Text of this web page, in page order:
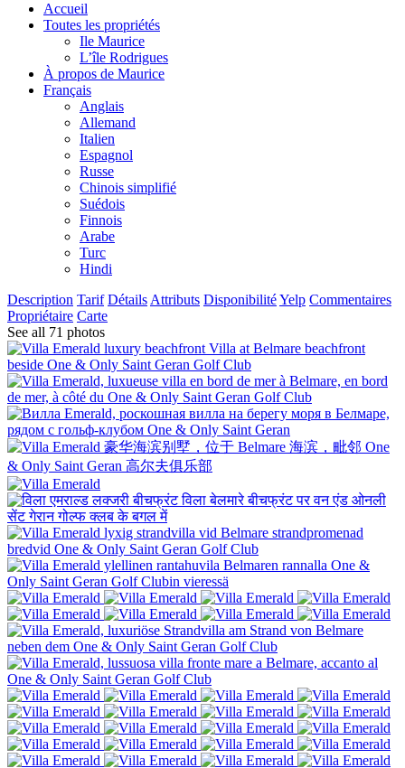
Accueil
Toutes les propriétés
Ile Maurice
L’île Rodrigues
À propos de Maurice
Français
Anglais
Allemand
Italien
Espagnol
Russe
Chinois simplifié
Suédois
Finnois
Arabe
Turc
Hindi
Description Tarif Détails Attributs DisponibilitéYelp Commentaires
Propriétaire Carte
See all 71 photos